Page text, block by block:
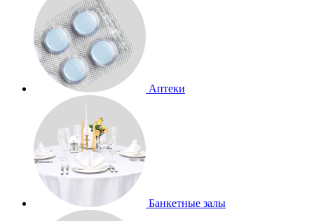
Аптеки
Банкетные залы